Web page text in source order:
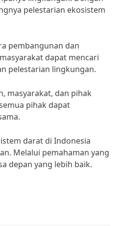
pelestarian ekosistem
pembangunan dan
dapat mencari
pelestarian lingkungan.
masyarakat, dan pihak
pihak dapat
darat di Indonesia
Melalui pemahaman yang
depan yang lebih baik.